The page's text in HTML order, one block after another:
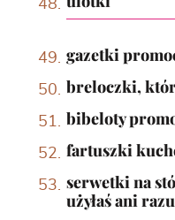
gazetki
breloczki,
bibeloty
fartuszki
serwetki na
użyłaś ani